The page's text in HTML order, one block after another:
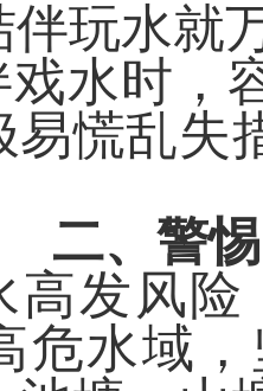
玩水就
戏水时，
易慌乱失
二、警
高发风
危水域